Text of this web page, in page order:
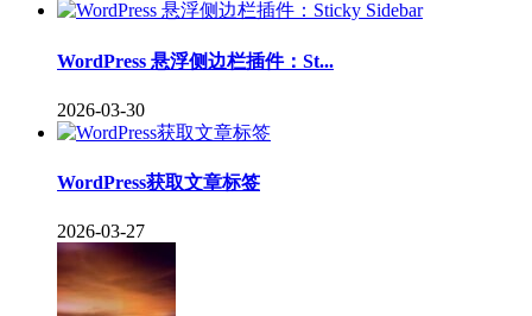
WordPress 悬浮侧边栏插件：St...
2026-03-30
WordPress获取文章标签
2026-03-27